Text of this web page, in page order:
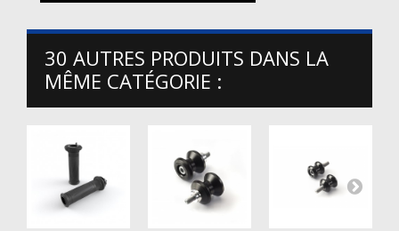
30 AUTRES PRODUITS DANS LA
MÊME CATÉGORIE :